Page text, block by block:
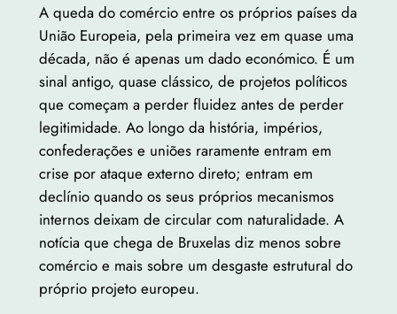
A queda do comércio entre os próprios países da
União Europeia, pela primeira vez em quase uma
década, não é apenas um dado económico. É um
sinal antigo, quase clássico, de projetos políticos
que começam a perder fluidez antes de perder
legitimidade. Ao longo da história, impérios,
confederações e uniões raramente entram em
crise por ataque externo direto; entram em
declínio quando os seus próprios mecanismos
internos deixam de circular com naturalidade. A
notícia que chega de Bruxelas diz menos sobre
comércio e mais sobre um desgaste estrutural do
próprio projeto europeu.